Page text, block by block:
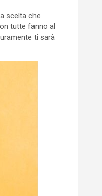
scelta che
tutte fanno al
ti sarà